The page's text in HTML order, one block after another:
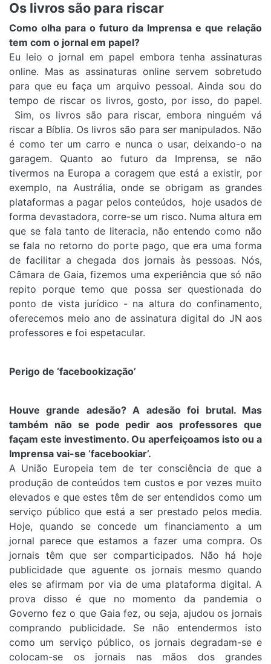
Os livros são para riscar
Como olha para o futuro da Imprensa e que relação
tem com o jornal em papel?
Eu leio o jornal em papel embora tenha assinaturas
online. Mas as assinaturas online servem sobretudo
para que eu faça um arquivo pessoal. Ainda sou do
tempo de riscar os livros, gosto, por isso, do papel.
Sim, os livros são para riscar, embora ninguém vá
riscar a Bíblia. Os livros são para ser manipulados. Não
é como ter um carro e nunca o usar, deixando-o na
garagem. Quanto ao futuro da Imprensa, se não
tivermos na Europa a coragem que está a existir, por
exemplo, na Austrália, onde se obrigam as grandes
plataformas a pagar pelos conteúdos, hoje usados de
forma devastadora, corre-se um risco. Numa altura em
que se fala tanto de literacia, não entendo como não
se fala no retorno do porte pago, que era uma forma
de facilitar a chegada dos jornais às pessoas. Nós,
Câmara de Gaia, fizemos uma experiência que só não
repito porque temo que possa ser questionada do
ponto de vista jurídico - na altura do confinamento,
oferecemos meio ano de assinatura digital do JN aos
professores e foi espetacular.
Perigo de ‘facebookização’
Houve grande adesão? A adesão foi brutal. Mas
também não se pode pedir aos professores que
façam este investimento. Ou aperfeiçoamos isto ou a
Imprensa vai-se ‘facebookiar’.
A União Europeia tem de ter consciência de que a
produção de conteúdos tem custos e por vezes muito
elevados e que estes têm de ser entendidos como um
serviço público que está a ser prestado pelos media.
Hoje, quando se concede um financiamento a um
jornal parece que estamos a fazer uma compra. Os
jornais têm que ser comparticipados. Não há hoje
publicidade que aguente os jornais mesmo quando
eles se afirmam por via de uma plataforma digital. A
prova disso é que no momento da pandemia o
Governo fez o que Gaia fez, ou seja, ajudou os jornais
comprando publicidade. Se não entendermos isto
como um serviço público, os jornais degradam-se e
colocam-se os jornais nas mãos dos grandes